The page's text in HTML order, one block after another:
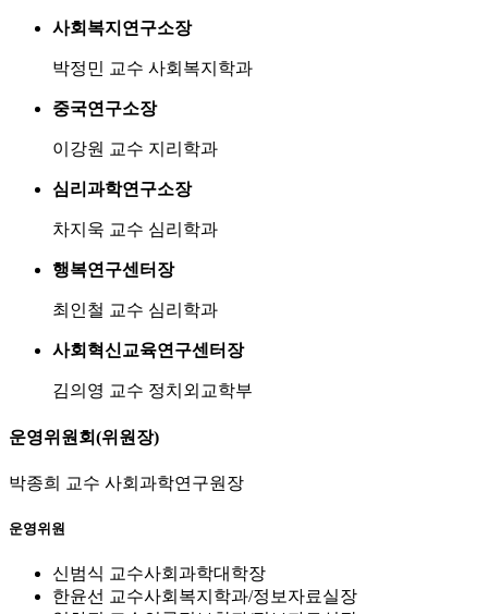
사회복지연구소장
박정민 교수 사회복지학과
중국연구소장
이강원 교수 지리학과
심리과학연구소장
차지욱 교수 심리학과
행복연구센터장
최인철 교수 심리학과
사회혁신교육연구센터장
김의영 교수 정치외교학부
운영위원회(위원장)
박종희 교수 사회과학연구원장
운영위원
신범식 교수사회과학대학장
한윤선 교수사회복지학과/정보자료실장